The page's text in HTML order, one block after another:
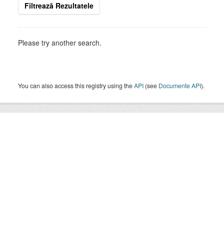
Filtrează Rezultatele
Please try another search.
You can also access this registry using theAPI (see Documente API).